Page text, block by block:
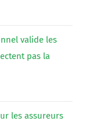
valide les
pas la
les assureurs